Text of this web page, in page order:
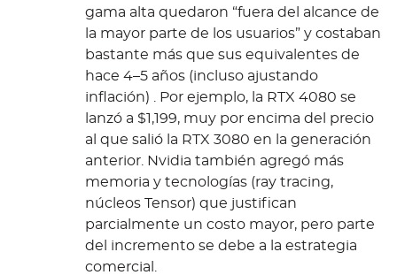
gama alta quedaron “fuera del alcance de
la mayor parte de los usuarios” y costaban
bastante más que sus equivalentes de
hace 4–5 años (incluso ajustando
inflación) . Por ejemplo, la RTX 4080 se
lanzó a $1,199, muy por encima del precio
al que salió la RTX 3080 en la generación
anterior. Nvidia también agregó más
memoria y tecnologías (ray tracing,
núcleos Tensor) que justifican
parcialmente un costo mayor, pero parte
del incremento se debe a la estrategia
comercial.